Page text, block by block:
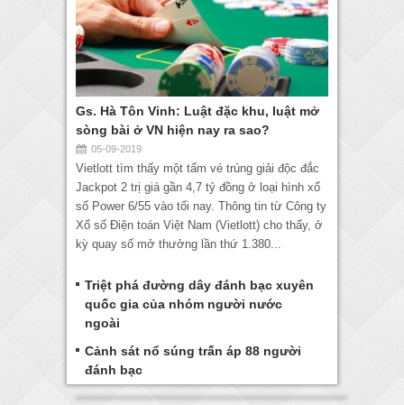
Gs. Hà Tôn Vinh: Luật đặc khu, luật mở
sòng bài ở VN hiện nay ra sao?
05-09-2019
Vietlott tìm thấy một tấm vé trúng giải độc đắc
Jackpot 2 trị giá gần 4,7 tỷ đồng ở loại hình xổ
số Power 6/55 vào tối nay. Thông tin từ Công ty
Xổ số Điện toán Việt Nam (Vietlott) cho thấy, ở
kỳ quay số mở thưởng lần thứ 1.380...
Triệt phá đường dây đánh bạc xuyên
quốc gia của nhóm người nước
ngoài
Cảnh sát nổ súng trấn áp 88 người
đánh bạc